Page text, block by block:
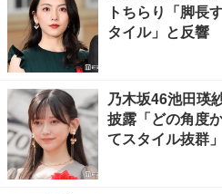
トちらり「脚長
タイル」と反響
乃木坂46池田瑛
披露「どの角度
てスタイル抜群